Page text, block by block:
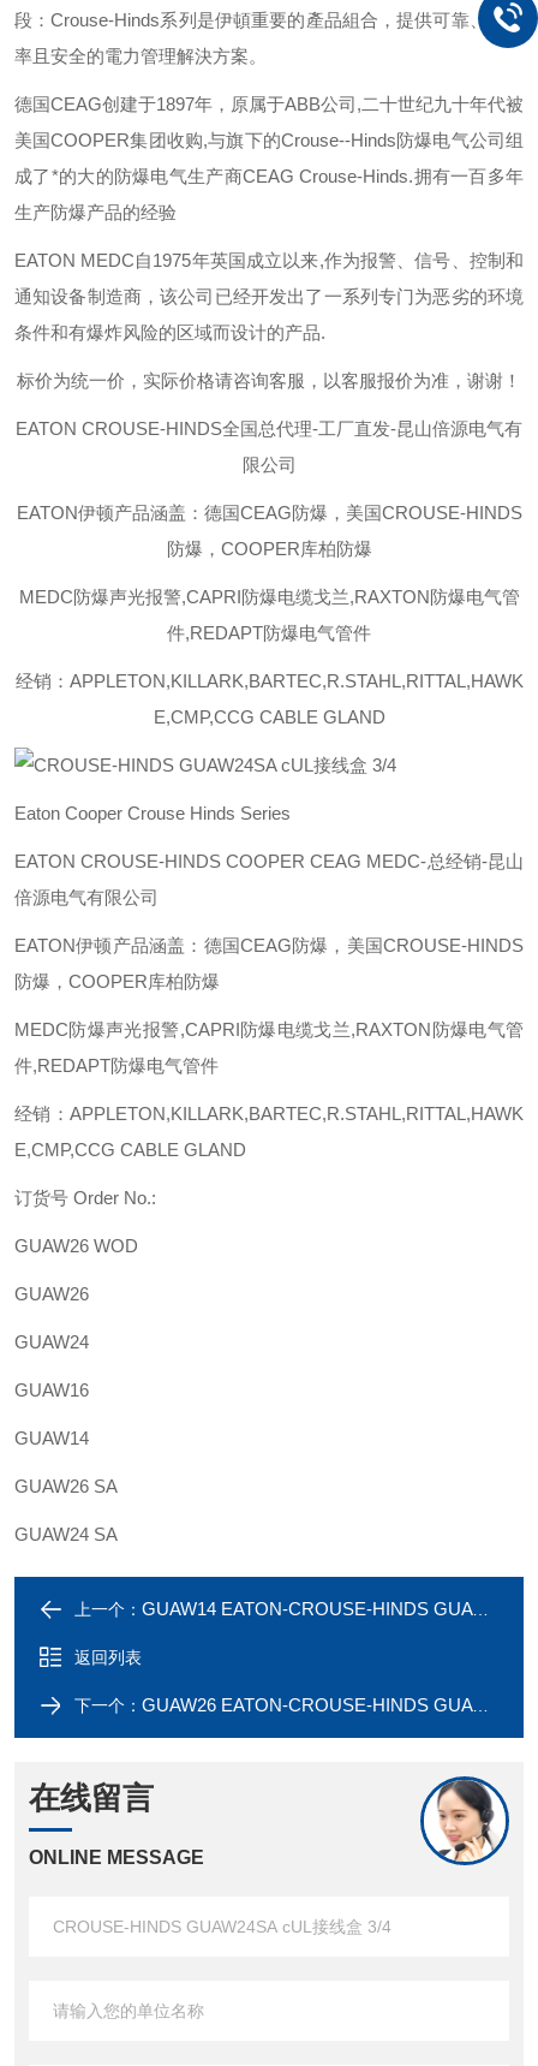
段：Crouse-Hinds系列是伊頓重要的產品組合，提供可靠、有效
率且安全的電力管理解決方案。
德国CEAG创建于1897年，原属于ABB公司,二十世纪九十年代被
美国COOPER集团收购,与旗下的Crouse--Hinds防爆电气公司组
成了*的大的防爆电气生产商CEAG Crouse-Hinds.拥有一百多年
生产防爆产品的经验
EATON MEDC自1975年英国成立以来,作为报警、信号、控制和
通知设备制造商，该公司已经开发出了一系列专门为恶劣的环境
条件和有爆炸风险的区域而设计的产品.
标价为统一价，实际价格请咨询客服，以客服报价为准，谢谢！
EATON CROUSE-HINDS全国总代理-工厂直发-昆山倍源电气有
限公司
EATON伊顿产品涵盖：德国CEAG防爆，美国CROUSE-HINDS
防爆，COOPER库柏防爆
MEDC防爆声光报警,CAPRI防爆电缆戈兰,RAXTON防爆电气管
件,REDAPT防爆电气管件
经销：APPLETON,KILLARK,BARTEC,R.STAHL,RITTAL,HAWK
E,CMP,CCG CABLE GLAND
Eaton Cooper Crouse Hinds Series
EATON CROUSE-HINDS COOPER CEAG MEDC-总经销-昆山
倍源电气有限公司
EATON伊顿产品涵盖：德国CEAG防爆，美国CROUSE-HINDS
防爆，COOPER库柏防爆
MEDC防爆声光报警,CAPRI防爆电缆戈兰,RAXTON防爆电气管
件,REDAPT防爆电气管件
经销：APPLETON,KILLARK,BARTEC,R.STAHL,RITTAL,HAWK
E,CMP,CCG CABLE GLAND
订货号 Order No.:
GUAW26 WOD
GUAW26
GUAW24
GUAW16
GUAW14
GUAW26 SA
GUAW24 SA
上一个： GUAW14 EATON-CROUSE-HINDS GUAW16 cUL接线盒 1/2
返回列表
下一个： GUAW26 EATON-CROUSE-HINDS GUAW26SA cUL接线盒 3/4
在线留言
ONLINE MESSAGE